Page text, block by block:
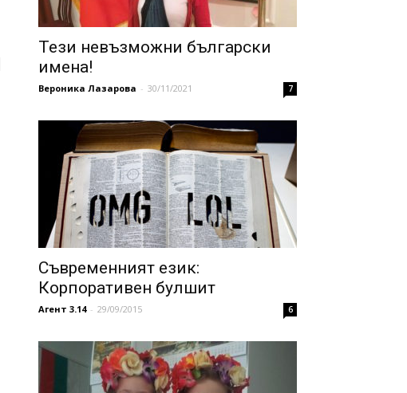
Тези невъзможни български
имена!
Вероника Лазарова - 30/11/2021 7
Съвременният език:
Корпоративен булшит
Агент 3.14 - 29/09/2015 6